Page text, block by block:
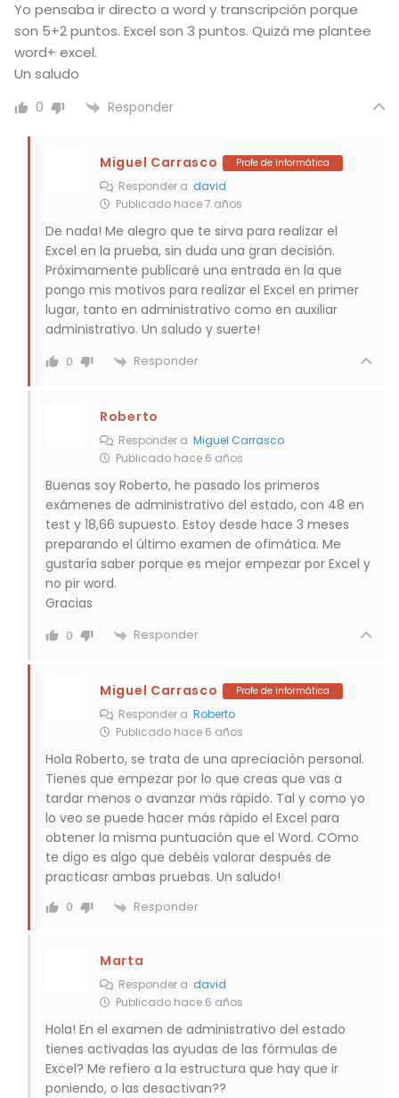
Yo pensaba ir directo a word y transcripción porque
son 5+2 puntos. Excel son 3 puntos. Quizá me plantee
word+ excel.
Un saludo
0 Responder
Miguel Carrasco Profe de informática
Responder a david
Publicado hace 7 años
De nada! Me alegro que te sirva para realizar el
Excel en la prueba, sin duda una gran decisión.
Próximamente publicaré una entrada en la que
pongo mis motivos para realizar el Excel en primer
lugar, tanto en administrativo como en auxiliar
administrativo. Un saludo y suerte!
0 Responder
Roberto
Responder a Miguel Carrasco
Publicado hace 6 años
Buenas soy Roberto, he pasado los primeros
exámenes de administrativo del estado, con 48 en
test y 18,66 supuesto. Estoy desde hace 3 meses
preparando el último examen de ofimática. Me
gustaría saber porque es mejor empezar por Excel y
no pir word.
Gracias
0 Responder
Miguel Carrasco Profe de informática
Responder a Roberto
Publicado hace 6 años
Hola Roberto, se trata de una apreciación personal.
Tienes que empezar por lo que creas que vas a
tardar menos o avanzar más rápido. Tal y como yo
lo veo se puede hacer más rápido el Excel para
obtener la misma puntuación que el Word. COmo
te digo es algo que debéis valorar después de
practicasr ambas pruebas. Un saludo!
0 Responder
Marta
Responder a david
Publicado hace 6 años
Hola! En el examen de administrativo del estado
tienes activadas las ayudas de las fórmulas de
Excel? Me refiero a la estructura que hay que ir
poniendo, o las desactivan??